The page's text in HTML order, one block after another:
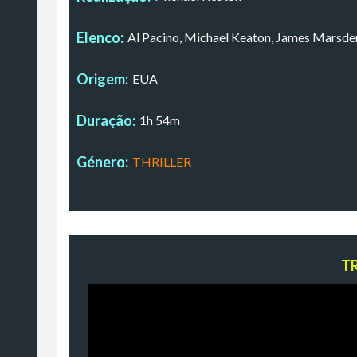
Elenco: Al Pacino, Michael Keaton, James
Origem: EUA
Duração: 1h 54m
Género: THRILLER